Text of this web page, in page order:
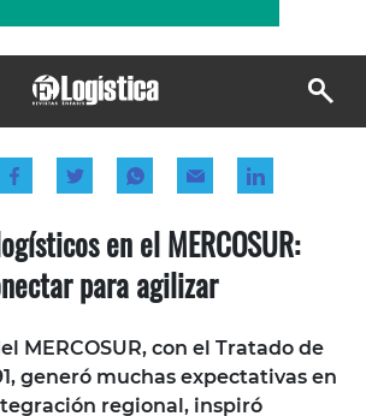
en el MERCOSUR:
para agilizar
MERCOSUR, con el Tratado de
generó muchas expectativas en
regional, inspiró